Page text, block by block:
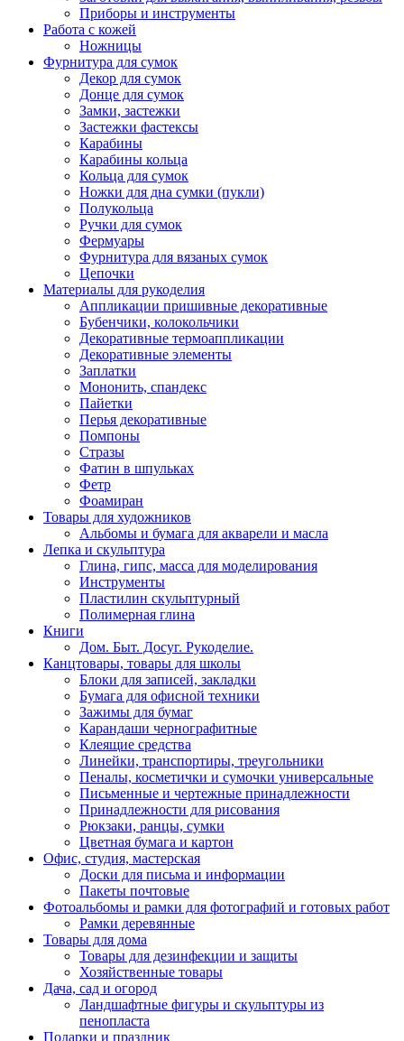
Приборы и инструменты
Работа с кожей
Ножницы
Фурнитура для сумок
Декор для сумок
Донце для сумок
Замки, застежки
Застежки фастексы
Карабины
Карабины кольца
Кольца для сумок
Ножки для дна сумки (пукли)
Полукольца
Ручки для сумок
Фермуары
Фурнитура для вязаных сумок
Цепочки
Материалы для рукоделия
Аппликации пришивные декоративные
Бубенчики, колокольчики
Декоративные термоаппликации
Декоративные элементы
Заплатки
Мононить, спандекс
Пайетки
Перья декоративные
Помпоны
Стразы
Фатин в шпульках
Фетр
Фоамиран
Товары для художников
Альбомы и бумага для акварели и масла
Лепка и скульптура
Глина, гипс, масса для моделирования
Инструменты
Пластилин скульптурный
Полимерная глина
Книги
Дом. Быт. Досуг. Рукоделие.
Канцтовары, товары для школы
Блоки для записей, закладки
Бумага для офисной техники
Зажимы для бумаг
Карандаши чернографитные
Клеящие средства
Линейки, транспортиры, треугольники
Пеналы, косметички и сумочки универсальные
Письменные и чертежные принадлежности
Принадлежности для рисования
Рюкзаки, ранцы, сумки
Цветная бумага и картон
Офис, студия, мастерская
Доски для письма и информации
Пакеты почтовые
Фотоальбомы и рамки для фотографий и готовых работ
Рамки деревянные
Товары для дома
Товары для дезинфекции и защиты
Хозяйственные товары
Дача, сад и огород
Ландшафтные фигуры и скульптуры из
пенопласта
Подарки и праздник